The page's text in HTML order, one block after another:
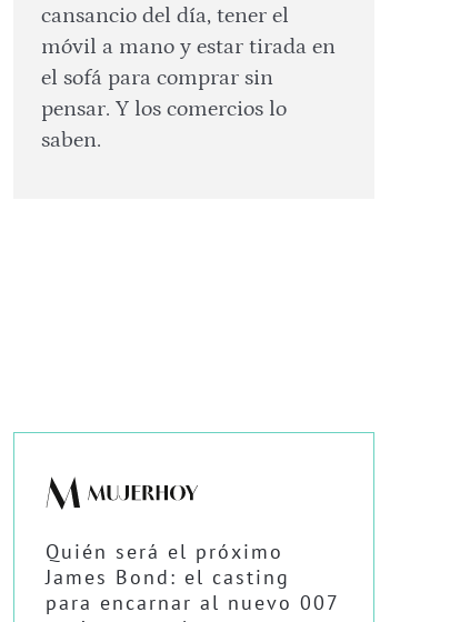
cansancio del día, tener el
móvil a mano y estar tirada en
el sofá para comprar sin
pensar. Y los comercios lo
saben.
Quién será el próximo
James Bond: el casting
para encarnar al nuevo 007